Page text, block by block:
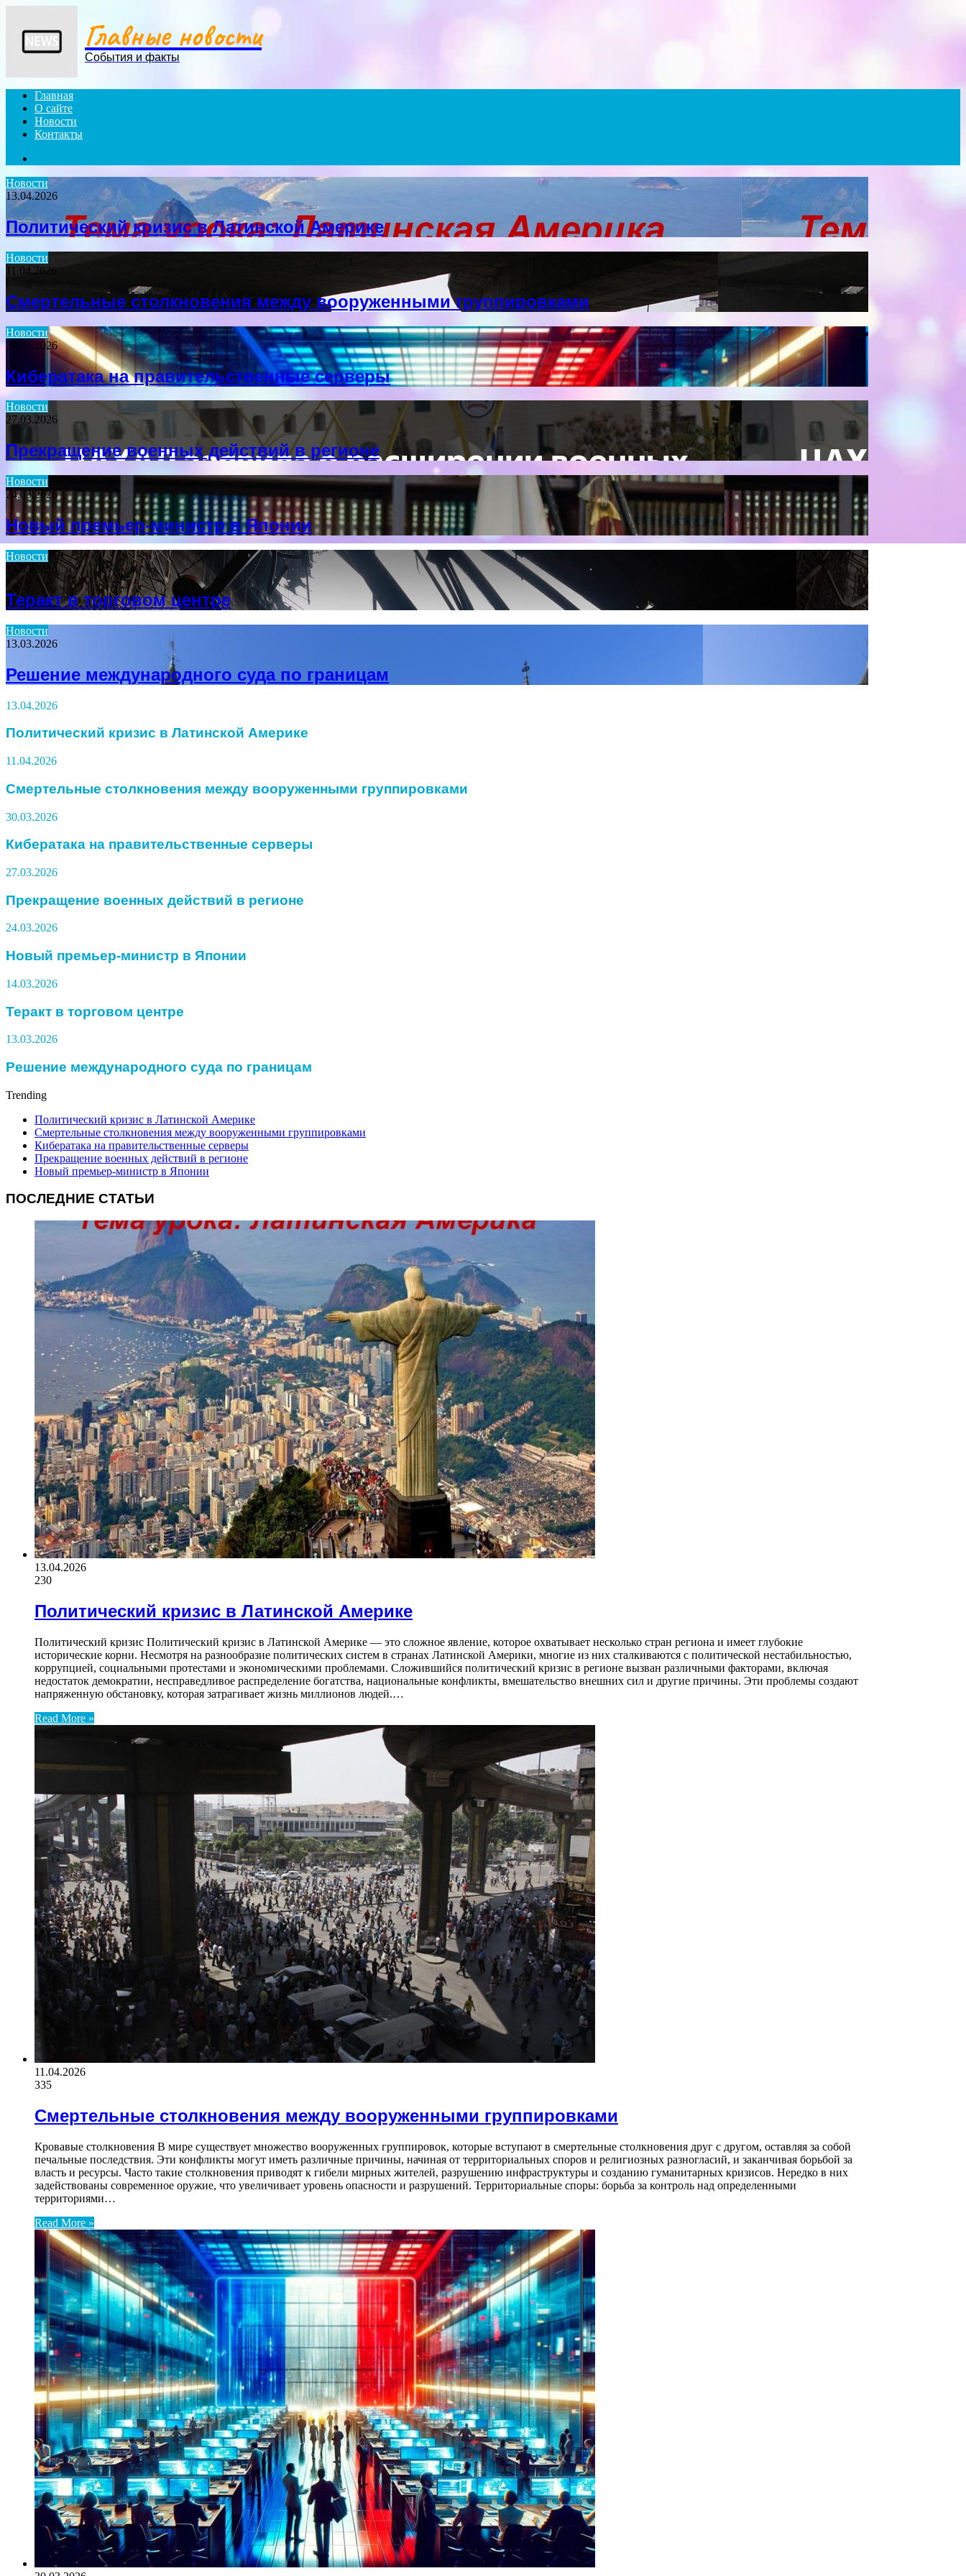
Главные новости
События и факты
Главная
О сайте
Новости
Контакты
Новости
13.04.2026
Политический кризис в Латинской Америке
Новости
11.04.2026
Смертельные столкновения между вооруженными группировками
Новости
30.03.2026
Кибератака на правительственные серверы
Новости
27.03.2026
Прекращение военных действий в регионе
Новости
24.03.2026
Новый премьер-министр в Японии
Новости
14.03.2026
Теракт в торговом центре
Новости
13.03.2026
Решение международного суда по границам
13.04.2026
Политический кризис в Латинской Америке
11.04.2026
Смертельные столкновения между вооруженными группировками
30.03.2026
Кибератака на правительственные серверы
27.03.2026
Прекращение военных действий в регионе
24.03.2026
Новый премьер-министр в Японии
14.03.2026
Теракт в торговом центре
13.03.2026
Решение международного суда по границам
Trending
Политический кризис в Латинской Америке
Смертельные столкновения между вооруженными группировками
Кибератака на правительственные серверы
Прекращение военных действий в регионе
Новый премьер-министр в Японии
ПОСЛЕДНИЕ СТАТЬИ
13.04.2026
230
Политический кризис в Латинской Америке
Политический кризис Политический кризис в Латинской Америке — это сложное явление, которое охватывает несколько стран региона и имеет глубокие
исторические корни. Несмотря на разнообразие политических систем в странах Латинской Америки, многие из них сталкиваются с политической нестабильностью,
коррупцией, социальными протестами и экономическими проблемами. Сложившийся политический кризис в регионе вызван различными факторами, включая
недостаток демократии, несправедливое распределение богатства, национальные конфликты, вмешательство внешних сил и другие причины. Эти проблемы создают
напряженную обстановку, которая затрагивает жизнь миллионов людей.…
Read More »
11.04.2026
335
Смертельные столкновения между вооруженными группировками
Кровавые столкновения В мире существует множество вооруженных группировок, которые вступают в смертельные столкновения друг с другом, оставляя за собой
печальные последствия. Эти конфликты могут иметь различные причины, начиная от территориальных споров и религиозных разногласий, и заканчивая борьбой за
власть и ресурсы. Часто такие столкновения приводят к гибели мирных жителей, разрушению инфраструктуры и созданию гуманитарных кризисов. Нередко в них
задействованы современное оружие, что увеличивает уровень опасности и разрушений. Территориальные споры: борьба за контроль над определенными
территориями…
Read More »